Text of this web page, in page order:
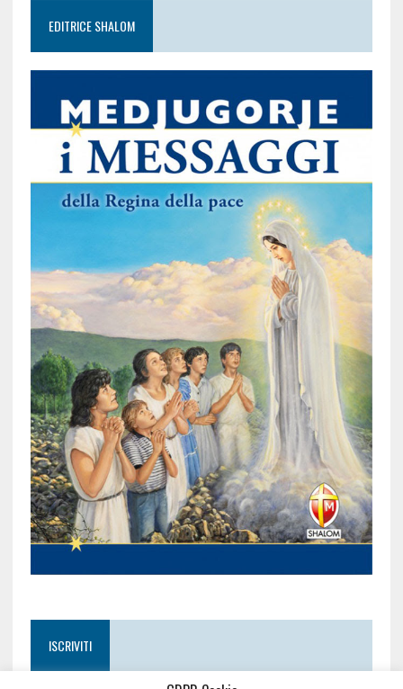
EDITRICE SHALOM
ISCRIVITI